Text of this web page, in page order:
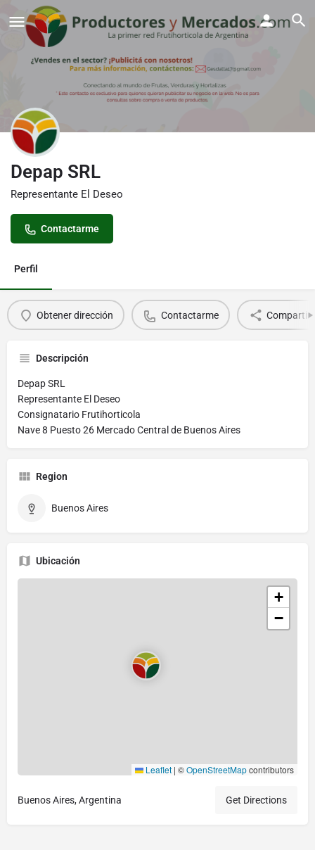
Depap SRL
Representante El Deseo
Contactarme
Perfil
Obtener dirección Contactarme Compartir
Descripción
Depap SRL
Representante El Deseo
Consignatario Frutihorticola
Nave 8 Puesto 26 Mercado Central de Buenos Aires
Region
Buenos Aires
Ubicación
+
−
Leaflet | ©OpenStreetMapcontributors
Buenos Aires, Argentina Get Directions